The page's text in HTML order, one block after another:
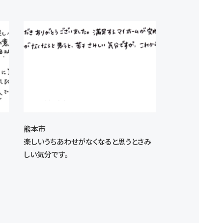
熊本市
楽しいうちあわせがなくなると思うとさみ
しい気分です。